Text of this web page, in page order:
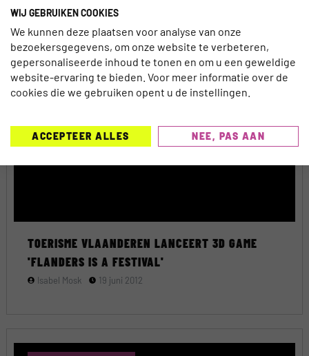
DESTINATIEMARKETING
TOERISME VLAANDEREN LANCEERT 3D GAME
'FLANDERS IS A FESTIVAL'
Isabel Mosk 19 juni 2012
WIJ GEBRUIKEN COOKIES
We kunnen deze plaatsen voor analyse van onze
bezoekersgegevens, om onze website te verbeteren,
gepersonaliseerde inhoud te tonen en om u een geweldige
website-ervaring te bieden. Voor meer informatie over de
cookies die we gebruiken opent u de instellingen.
ACCEPTEER ALLES NEE, PAS AAN